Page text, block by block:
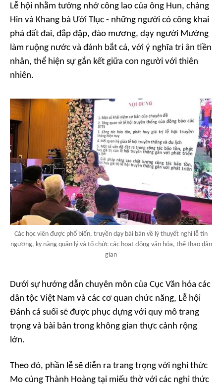
Lễ hội nhằm tưởng nhớ công lao của ông Hun, chàng
Hin và Khang bà Ưới Tlục - những người có công khai
phá đất đai, đắp đập, đào mương, dạy người Mường
làm ruộng nước và đánh bắt cá, với ý nghĩa tri ân tiền
nhân, thể hiện sự gắn kết giữa con người với thiên
nhiên.
Các học viên được phổ biến, truyền dạy bài bản về lý thuyết nghi lễ tín
ngưỡng, kỹ năng quản lý và tổ chức các hoạt động văn hóa, thể thao dân
gian
Dưới sự hướng dẫn chuyên môn của Cục Văn hóa các
dân tộc Việt Nam và các cơ quan chức năng, Lễ hội
Đánh cá suối sẽ được phục dựng với quy mô trang
trọng và bài bản trong không gian thực cảnh rộng
lớn.
Theo đó, phần lễ sẽ diễn ra trang trọng với nghi thức
Mo cúng Thành Hoàng tại miếu thờ với các nghi thức